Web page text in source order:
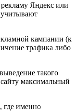
Яндекс или
учитывают
кампании (к
трафика либо
такого
сайту максимальный
где именно